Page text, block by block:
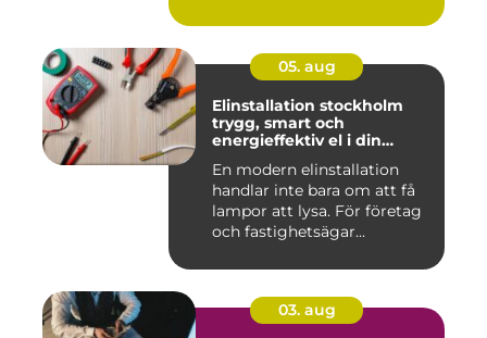
05. aug
Elinstallation stockholm
trygg, smart och
energieffektiv el i din
En modern elinstallation
handlar inte bara om att få
lampor att lysa. För företag
och fastighetsägar...
03. aug